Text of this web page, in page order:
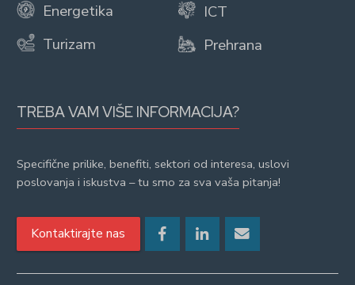
Energetika
Turizam
ICT
Prehrana
TREBA VAM VIŠE INFORMACIJA?
Specifične prilike, benefiti, sektori od interesa, uslovi
poslovanja i iskustva – tu smo za sva vaša pitanja!
Kontaktirajte nas